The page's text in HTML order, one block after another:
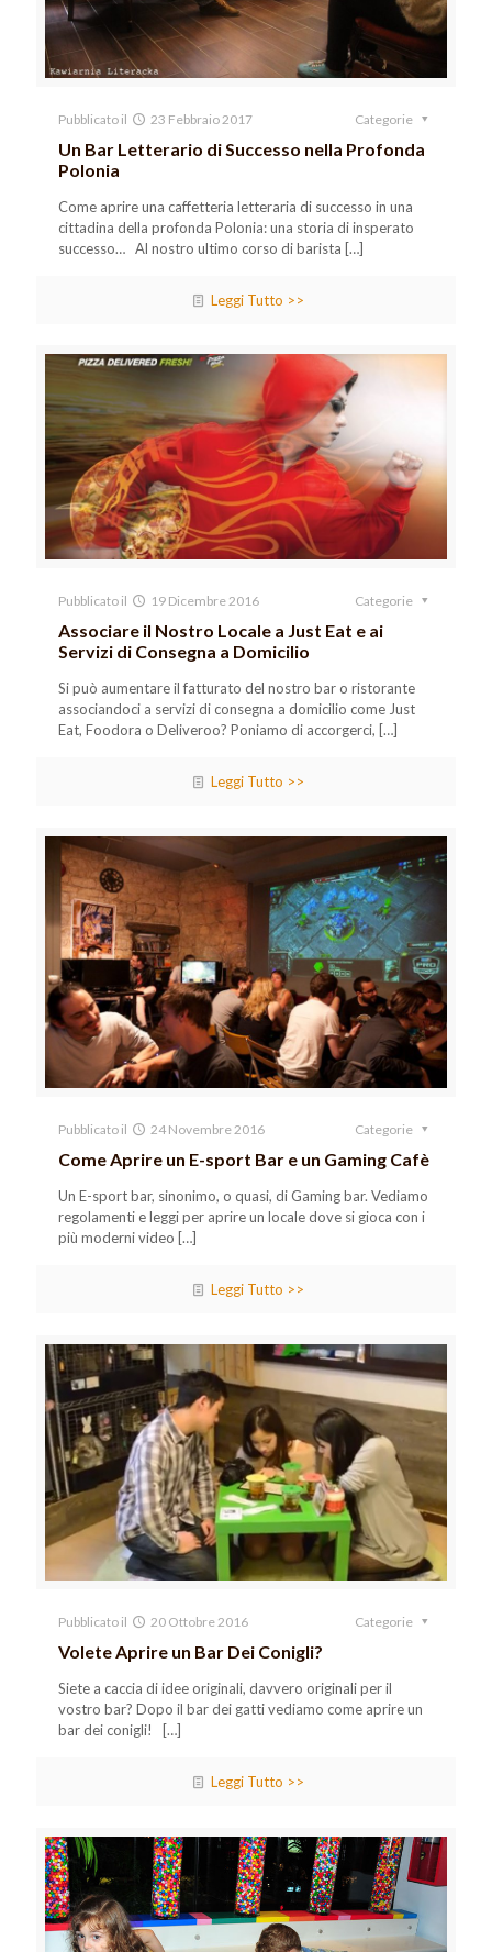
Pubblicato il 23 Febbraio 2017 Categorie
Un Bar Letterario di Successo nella Profonda
Polonia
Come aprire una caffetteria letteraria di successo in una
cittadina della profonda Polonia: una storia di insperato
successo… Al nostro ultimo corso di barista […]
Leggi Tutto >>
Pubblicato il 19 Dicembre 2016 Categorie
Associare il Nostro Locale a Just Eat e ai
Servizi di Consegna a Domicilio
Si può aumentare il fatturato del nostro bar o ristorante
associandoci a servizi di consegna a domicilio come Just
Eat, Foodora o Deliveroo? Poniamo di accorgerci, […]
Leggi Tutto >>
Pubblicato il 24 Novembre 2016 Categorie
Come Aprire un E-sport Bar e un Gaming Cafè
Un E-sport bar, sinonimo, o quasi, di Gaming bar. Vediamo
regolamenti e leggi per aprire un locale dove si gioca con i
più moderni video […]
Leggi Tutto >>
Pubblicato il 20 Ottobre 2016 Categorie
Volete Aprire un Bar Dei Conigli?
Siete a caccia di idee originali, davvero originali per il
vostro bar? Dopo il bar dei gatti vediamo come aprire un
bar dei conigli!
[…]
Leggi Tutto >>